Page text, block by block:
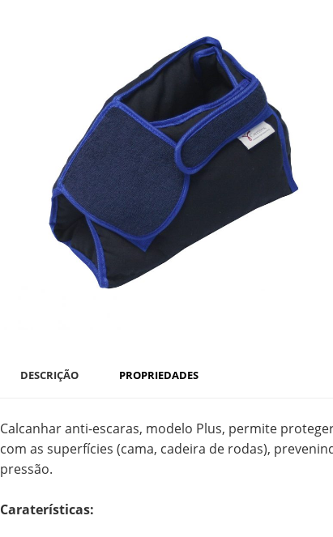
DESCRIÇÃO PROPRIEDADES
Calcanhar anti-escaras, modelo Plus, permite
com as superfícies (cama, cadeira de rodas),
pressão.
Caraterísticas: